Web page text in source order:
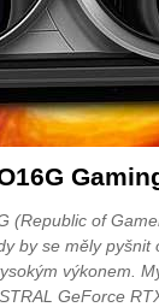
of
by se měly pyšnit
výkonem.
GeForce